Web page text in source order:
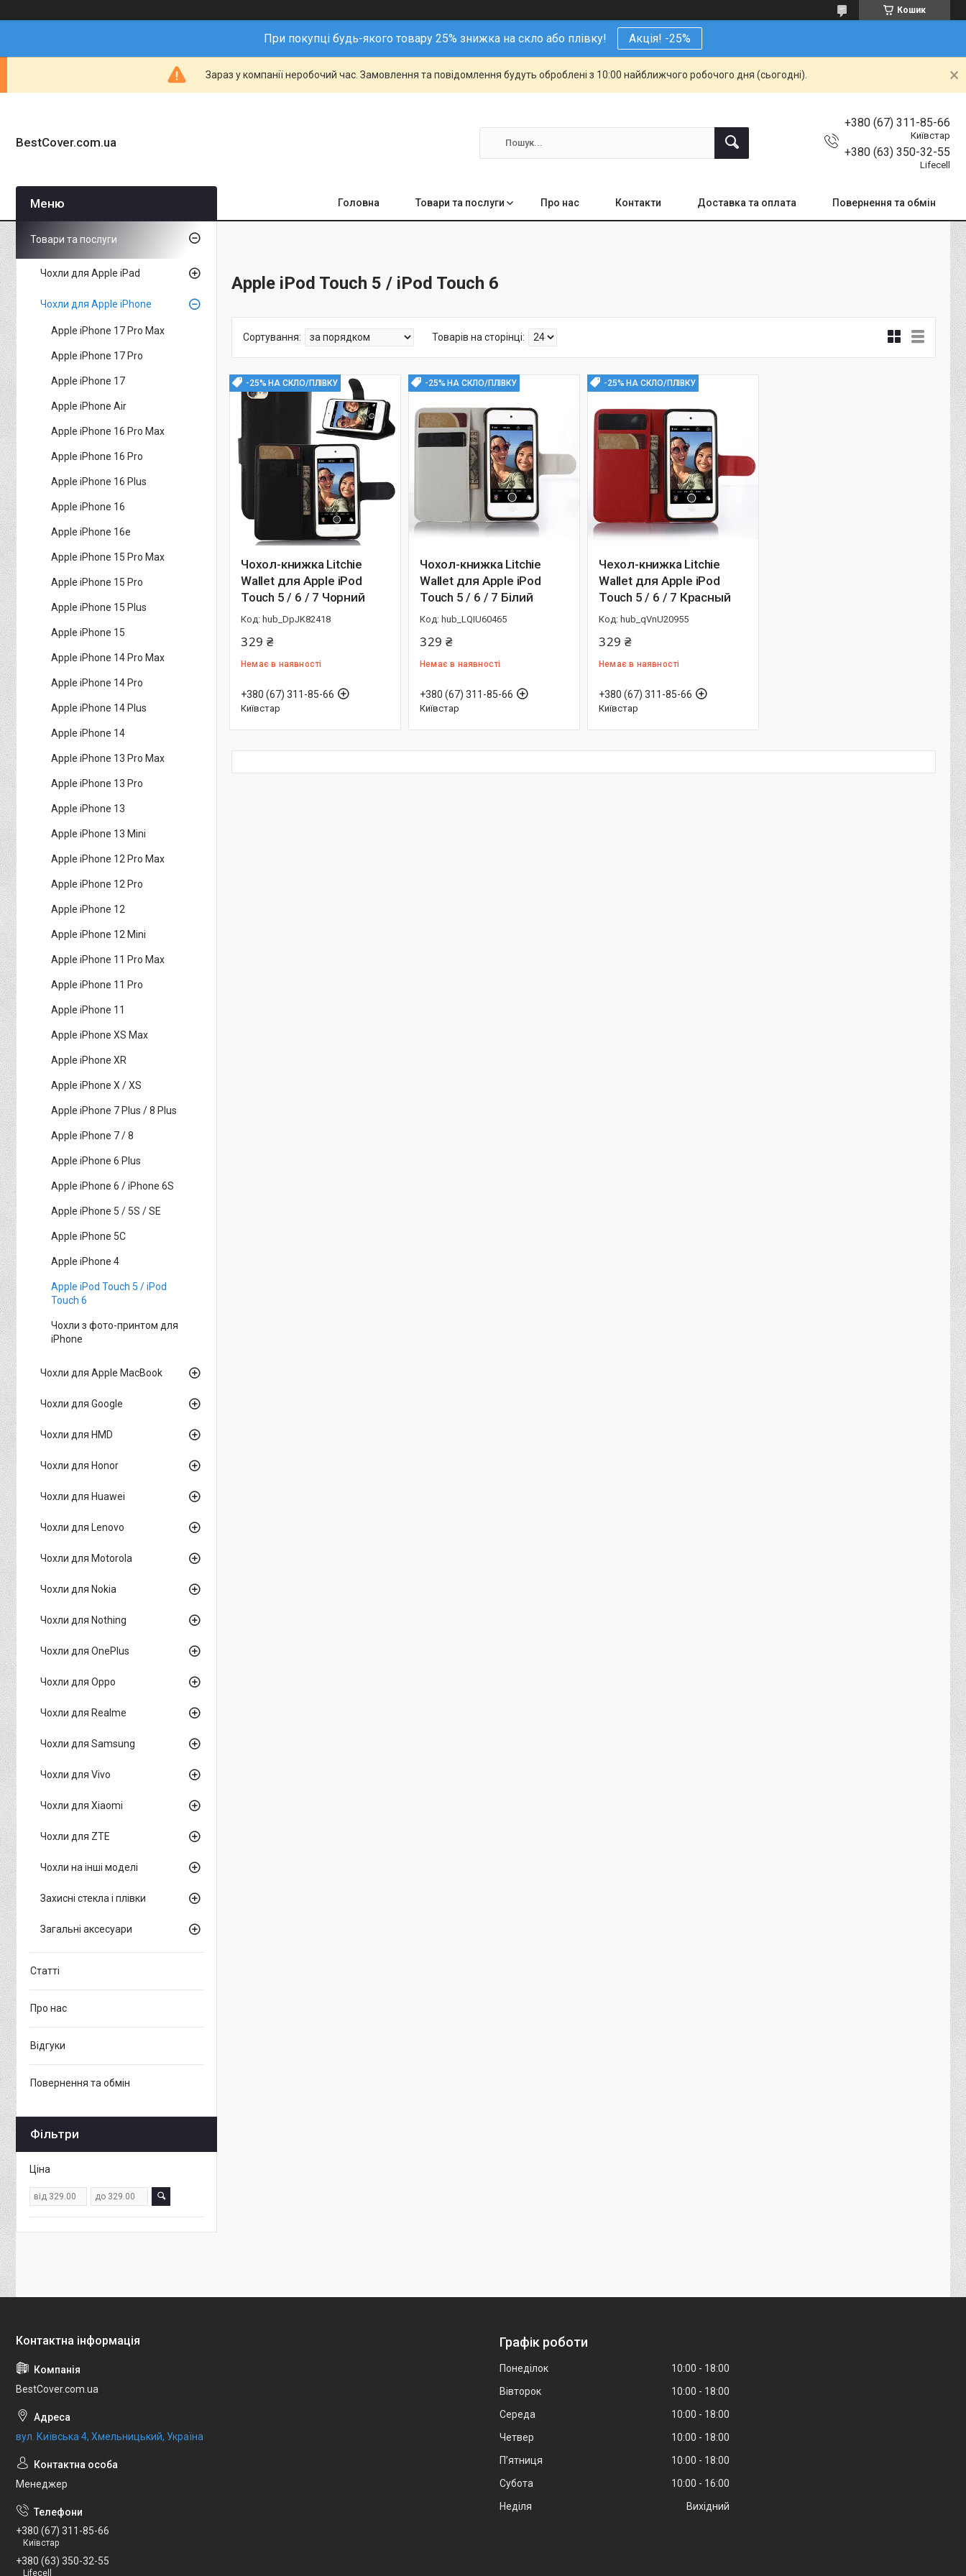
Кошик
При покупці будь-якого товару 25% знижка на скло або плівку! Акція! -25%
Зараз у компанії неробочий час. Замовлення та повідомлення будуть оброблені з 10:00 найближчого робочого дня (сьогодні).
BestCover.com.ua
+380 (67) 311-85-66
Київстар
+380 (63) 350-32-55
Lifecell
Головна Товари та послуги Про нас Контакти Доставка та оплата Повернення та обмін
Apple iPod Touch 5 / iPod Touch 6
-25% НА СКЛО/ПЛІВКУ
Чохол-книжка Litchie
Wallet для Apple iPod
Touch 5 / 6 / 7 Чорний
hub_DpJK82418
329 ₴
Немає в наявності
+380 (67) 311-85-66
Київстар
-25% НА СКЛО/ПЛІВКУ
Чохол-книжка Litchie
Wallet для Apple iPod
Touch 5 / 6 / 7 Білий
hub_LQIU60465
329 ₴
Немає в наявності
+380 (67) 311-85-66
Київстар
-25% НА СКЛО/ПЛІВКУ
Чехол-книжка Litchie
Wallet для Apple iPod
Touch 5 / 6 / 7 Красный
hub_qVnU20955
329 ₴
Немає в наявності
+380 (67) 311-85-66
Київстар
Товари та послуги
Чохли для Apple iPad
Чохли для Apple iPhone
Apple iPhone 17 Pro Max
Apple iPhone 17 Pro
Apple iPhone 17
Apple iPhone Air
Apple iPhone 16 Pro Max
Apple iPhone 16 Pro
Apple iPhone 16 Plus
Apple iPhone 16
Apple iPhone 16e
Apple iPhone 15 Pro Max
Apple iPhone 15 Pro
Apple iPhone 15 Plus
Apple iPhone 15
Apple iPhone 14 Pro Max
Apple iPhone 14 Pro
Apple iPhone 14 Plus
Apple iPhone 14
Apple iPhone 13 Pro Max
Apple iPhone 13 Pro
Apple iPhone 13
Apple iPhone 13 Mini
Apple iPhone 12 Pro Max
Apple iPhone 12 Pro
Apple iPhone 12
Apple iPhone 12 Mini
Apple iPhone 11 Pro Max
Apple iPhone 11 Pro
Apple iPhone 11
Apple iPhone XS Max
Apple iPhone XR
Apple iPhone X / XS
Apple iPhone 7 Plus / 8 Plus
Apple iPhone 7 / 8
Apple iPhone 6 Plus
Apple iPhone 6 / iPhone 6S
Apple iPhone 5 / 5S / SE
Apple iPhone 5C
Apple iPhone 4
Apple iPod Touch 5 / iPod
Touch 6
Чохли з фото-принтом для
iPhone
Чохли для Apple MacBook
Чохли для Google
Чохли для HMD
Чохли для Honor
Чохли для Huawei
Чохли для Lenovo
Чохли для Motorola
Чохли для Nokia
Чохли для Nothing
Чохли для OnePlus
Чохли для Oppo
Чохли для Realme
Чохли для Samsung
Чохли для Vivo
Чохли для Xiaomi
Чохли для ZTE
Чохли на інші моделі
Захисні стекла і плівки
Загальні аксесуари
Статті
Про нас
Відгуки
Повернення та обмін
Фільтри
Ціна
BestCover.com.ua
вул. Київська 4, Хмельницький, Україна
Менеджер
+380 (67) 311-85-66
Київстар
+380 (63) 350-32-55
Lifecell
Графік роботи
Понеділок 10:00
18:00
Вівторок
10:00
18:00
Середа
10:00
18:00
Четвер
10:00
18:00
Пʼятниця
10:00
18:00
Субота
10:00
16:00
Неділя
Вихідний